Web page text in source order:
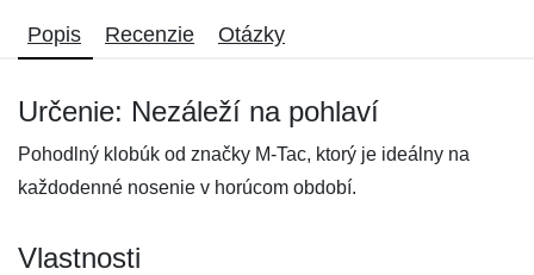
Popis Recenzie Otázky
Určenie: Nezáleží na pohlaví
Pohodlný klobúk od značky M-Tac, ktorý je ideálny na
každodenné nosenie v horúcom období.
Vlastnosti